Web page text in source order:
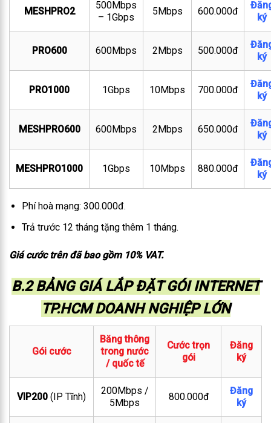
MESHPRO2
500Mbps
– 1Gbps
5Mbps 600.000đ
ký
PRO600 600Mbps 2Mbps 500.000đ
ký
PRO1000 1Gbps 10Mbps 700.000đ
ký
MESHPRO600 600Mbps 2Mbps 650.000đ
ký
MESHPRO1000 1Gbps 10Mbps 880.000đ
ký
Phí hoà mạng: 300.000đ.
Trả trước 12 tháng tặng thêm 1 tháng.
Giá cước trên đã bao gồm 10% VAT.
B.2 BẢNG GIÁ LẮP ĐẶT GÓI INTERNET
TP.HCM DOANH NGHIỆP LỚN
Gói cước
Băng thông
trong nước
/ quốc tế
Cước trọn
gói
Đăng
ký
VIP200 (IP Tĩnh)
200Mbps /
5Mbps
800.000đ
Đăng
ký